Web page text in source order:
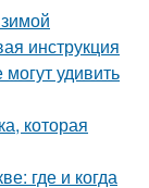
инструкция
удивить
которая
где и когда